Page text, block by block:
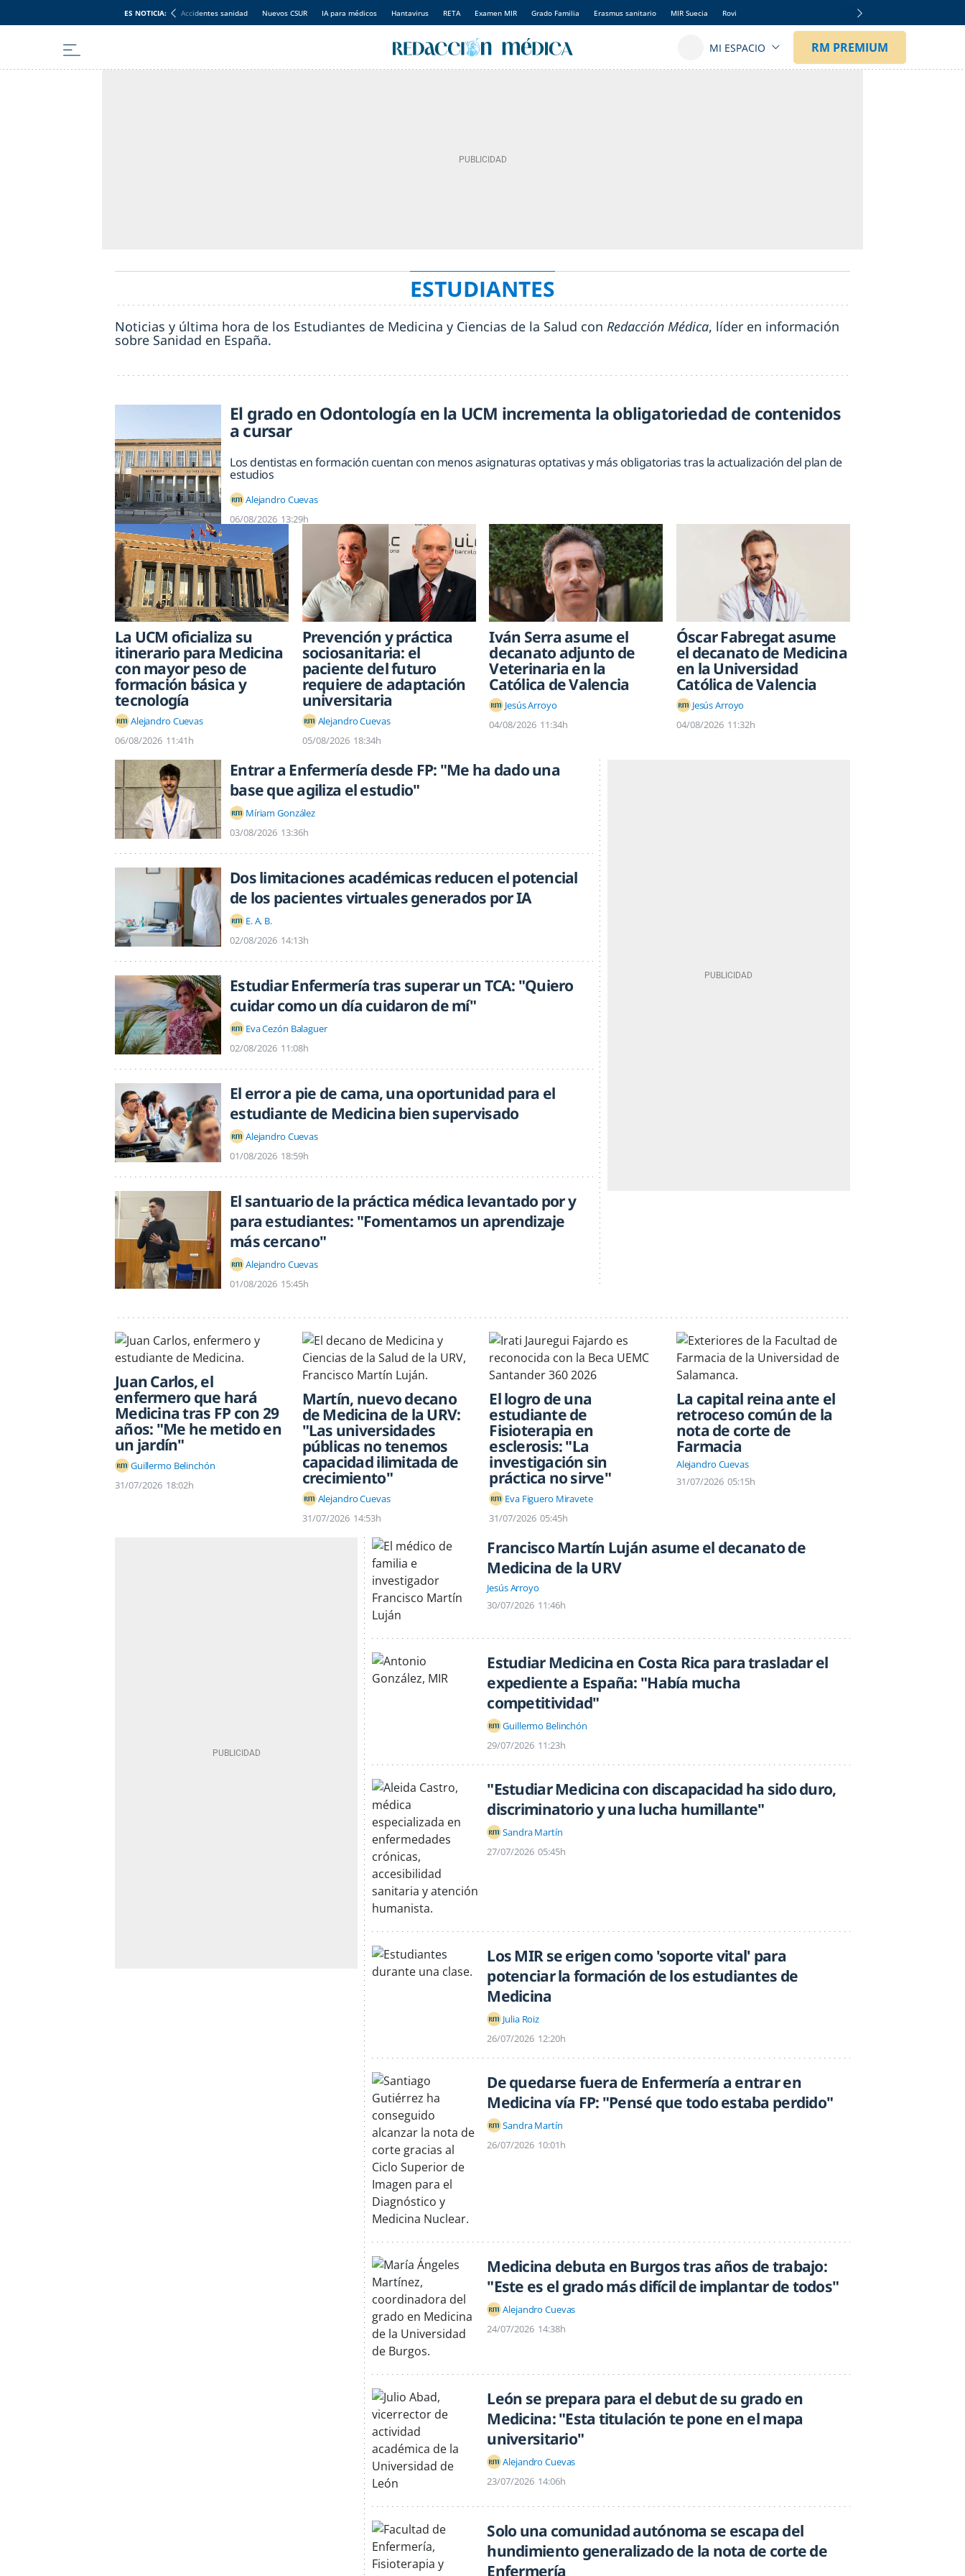
ES NOTICIA: Accidentes sanidad Nuevos CSUR IA para médicos Hantavirus RETA Examen MIR Grado Familia Erasmus sanitario MIR Suecia Rovi
ESTUDIANTES
Noticias y última hora de los Estudiantes de Medicina y Ciencias de la Salud con Redacción Médica, líder en información
sobre Sanidad en España.
El grado en Odontología en la UCM incrementa la obligatoriedad de contenidos
a cursar
Los dentistas en formación cuentan con menos asignaturas optativas y más obligatorias tras la actualización del plan de
estudios
Alejandro Cuevas
06/08/2026 13:29h
La UCM oficializa su
itinerario para Medicina
con mayor peso de
formación básica y
tecnología
Alejandro Cuevas
06/08/2026 11:41h
Prevención y práctica
sociosanitaria: el
paciente del futuro
requiere de adaptación
universitaria
Alejandro Cuevas
05/08/2026 18:34h
Iván Serra asume el
decanato adjunto de
Veterinaria en la
Católica de Valencia
Jesús Arroyo
04/08/2026 11:34h
Óscar Fabregat asume
el decanato de Medicina
en la Universidad
Católica de Valencia
Jesús Arroyo
04/08/2026 11:32h
Entrar a Enfermería desde FP: "Me ha dado una
base que agiliza el estudio"
Míriam González
03/08/2026 13:36h
Dos limitaciones académicas reducen el potencial
de los pacientes virtuales generados por IA
E. A. B.
02/08/2026 14:13h
Estudiar Enfermería tras superar un TCA: "Quiero
cuidar como un día cuidaron de mí"
Eva Cezón Balaguer
02/08/2026 11:08h
El error a pie de cama, una oportunidad para el
estudiante de Medicina bien supervisado
Alejandro Cuevas
01/08/2026 18:59h
El santuario de la práctica médica levantado por y
para estudiantes: "Fomentamos un aprendizaje
más cercano"
Alejandro Cuevas
01/08/2026 15:45h
Juan Carlos, el
enfermero que hará
Medicina tras FP con 29
años: "Me he metido en
un jardín"
Guillermo Belinchón
31/07/2026 18:02h
Martín, nuevo decano
de Medicina de la URV:
"Las universidades
públicas no tenemos
capacidad ilimitada de
crecimiento"
Alejandro Cuevas
31/07/2026 14:53h
El logro de una
estudiante de
Fisioterapia en
esclerosis: "La
investigación sin
práctica no sirve"
Eva Figuero Miravete
31/07/2026 05:45h
La capital reina ante el
retroceso común de la
nota de corte de
Farmacia
Alejandro Cuevas
31/07/2026 05:15h
Francisco Martín Luján asume el decanato de
Medicina de la URV
Jesús Arroyo
30/07/2026 11:46h
Estudiar Medicina en Costa Rica para trasladar el
expediente a España: "Había mucha
competitividad"
Guillermo Belinchón
29/07/2026 11:23h
"Estudiar Medicina con discapacidad ha sido duro,
discriminatorio y una lucha humillante"
Sandra Martín
27/07/2026 05:45h
Los MIR se erigen como 'soporte vital' para
potenciar la formación de los estudiantes de
Medicina
Julia Roiz
26/07/2026 12:20h
De quedarse fuera de Enfermería a entrar en
Medicina vía FP: "Pensé que todo estaba perdido"
Sandra Martín
26/07/2026 10:01h
Medicina debuta en Burgos tras años de trabajo:
"Este es el grado más difícil de implantar de todos"
Alejandro Cuevas
24/07/2026 14:38h
León se prepara para el debut de su grado en
Medicina: "Esta titulación te pone en el mapa
universitario"
Alejandro Cuevas
23/07/2026 14:06h
Solo una comunidad autónoma se escapa del
hundimiento generalizado de la nota de corte de
Enfermería